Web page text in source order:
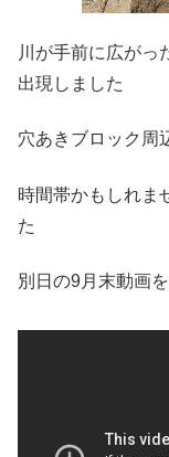
川が手前に広がっ
出現しました
穴あきブロック周
時間帯かもしれま
た
別日の9月末動画